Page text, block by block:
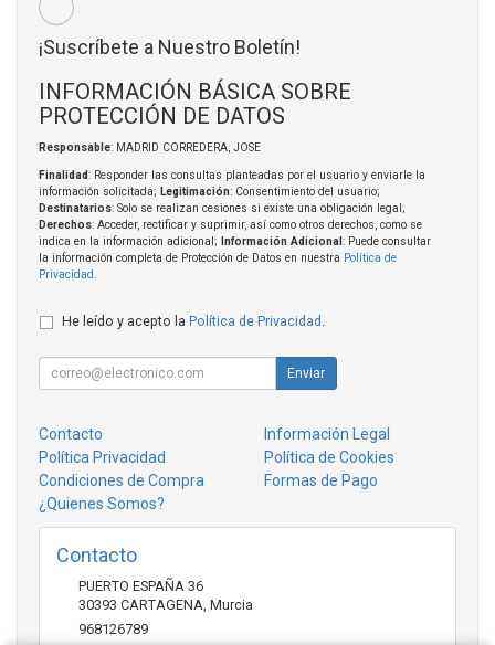
¡Suscríbete a Nuestro Boletín!
INFORMACIÓN BÁSICA SOBRE
PROTECCIÓN DE DATOS
Responsable: MADRID CORREDERA, JOSE
Finalidad: Responder las consultas planteadas por el usuario y enviarle la
información solicitada; Legitimación: Consentimiento del usuario;
Destinatarios: Solo se realizan cesiones si existe una obligación legal;
Derechos: Acceder, rectificar y suprimir, así como otros derechos, como se
indica en la información adicional;
Información Adicional : Puede consultar
la información completa de Protección de Datos en nuestra Política de
Privacidad
He leído y acepto la Política de Privacidad
Enviar
Contacto
Información Legal
Política Privacidad
Política de Cookies
Condiciones de Compra
Formas de Pago
¿Quienes Somos?
Contacto
PUERTO ESPAÑA 36
30393 CARTAGENA Murcia
968126789